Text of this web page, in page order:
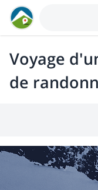
Voyage
de